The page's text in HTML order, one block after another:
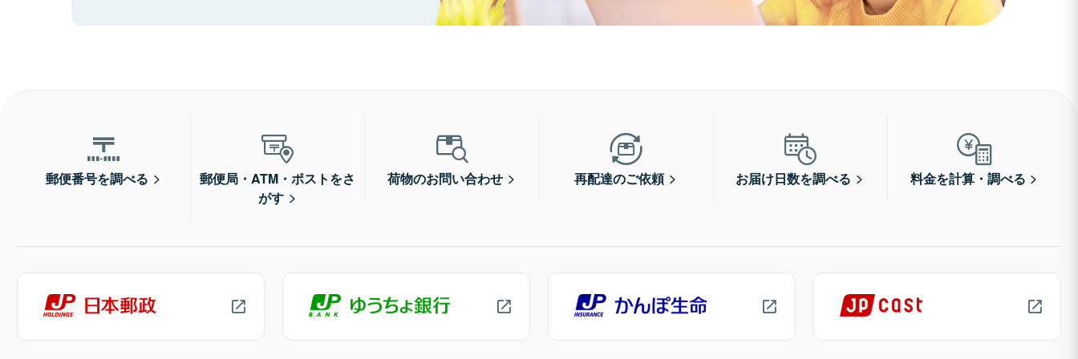
郵便番号を調べる
郵便局・ATM・ポストをさ
がす
荷物のお問い合わせ 再配達のご依頼 お届け日数を調べる 料金を計算・調べる